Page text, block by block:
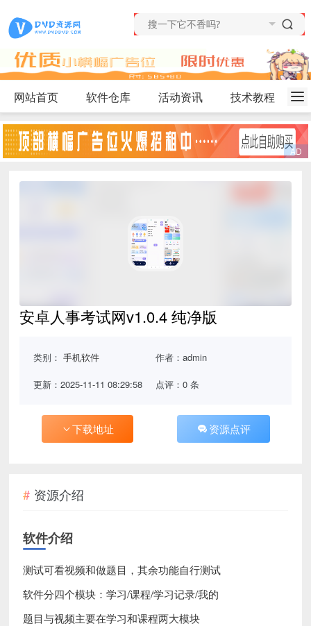
网站首页 软件仓库 活动资讯 技术教程
安卓人事考试网v1.0.4 纯净版
类别：手机软件 作者：admin
更新：2025-11-11 08:29:58 点评：0 条
下载地址 资源点评
资源介绍
软件介绍
测试可看视频和做题目，其余功能自行测试
软件分四个模块：学习/课程/学习记录/我的
题目与视频主要在学习和课程两大模块